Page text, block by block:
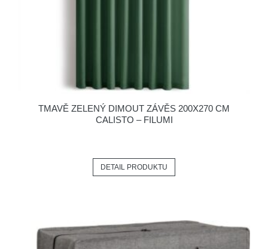
TMAVĚ ZELENÝ DIMOUT ZÁVĚS 200X270 CM
CALISTO – FILUMI
DETAIL PRODUKTU